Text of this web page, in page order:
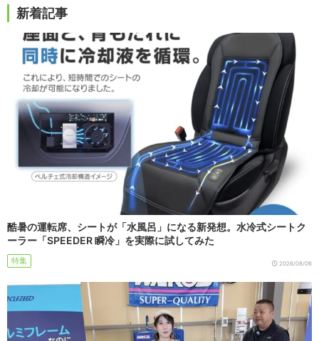
新着記事
酷暑の運転席、シートが「水風呂」になる新発想。水冷式シートク
ーラー「SPEEDER 瞬冷」を実際に試してみた
特集 2026/08/06